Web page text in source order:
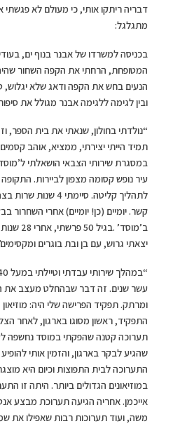
דבריה ריתקו אותי, כי מעולם לא פגשתי
מתגלגל:
בכניסה למשרדו של אבנר בנוף ים,
המטופחת, הרחתי את הקפה השחור
הנעים בחש את הקפה ודאג שלא יגלוש,
ובין לגימה ללגימה אבנר מגולל את
“נולדתי בחולון, שנאתי את בית הספר,
תמיד הייתי יצירתי, ממציא, אוהב
במסגרת שירותי הצבאי הושאלתי
עיר נופש קסומה מצפון לביירות.
לתהליך קליטה. סיימתי
קשר. יומיים (כן! יומיים) אחרי השחרור
ב’מוסד’
יצאתי גרוש, עם בן ובת בוגרים
עשר שנים. זה דבר שבהחלט מעצב את
ומרתק. תפקיד הפרישה שלי היה:
התפקיד, ראשון מסוגו בארגון, לאחר
תערוכה קטנה שהפקתי במוסד נחשפה
שהגיע לבקר בארגון, והזמין אותי
התערוכה לבית התפוצות וכיום היא
במוזיאונים הגדולים ביותר. היתה זו
אייכמן. אחריה הגיעה תערוכת מבצע
משה, ועוד תערוכות רבות שאפילו את שמן